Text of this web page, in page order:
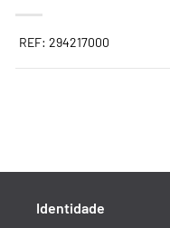
REF: 294217000
Identidade